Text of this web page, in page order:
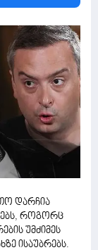
დარჩია
როგორც
უმძიმეს
ისაუბრებს.